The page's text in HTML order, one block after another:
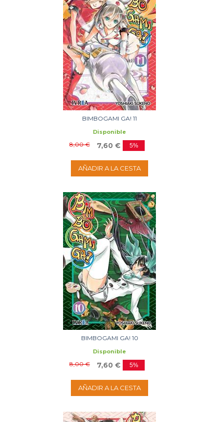
BIMBOGAMI GA! 11
Disponible
8,00 € 7,60 € 5%
AÑADIR A LA CESTA
BIMBOGAMI GA! 10
Disponible
8,00 € 7,60 € 5%
AÑADIR A LA CESTA